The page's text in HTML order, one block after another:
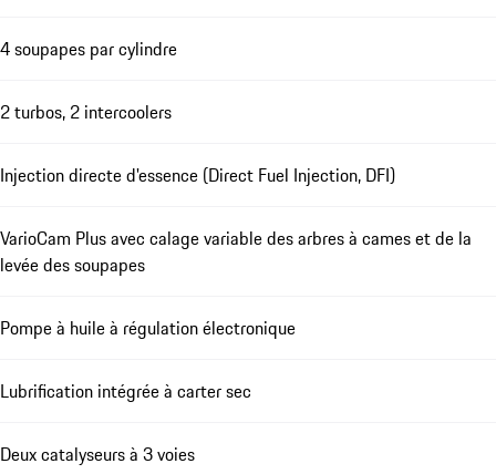
4 soupapes par cylindre
2 turbos, 2 intercoolers
Injection directe d'essence (Direct Fuel Injection, DFI)
VarioCam Plus avec calage variable des arbres à cames et de la
levée des soupapes
Pompe à huile à régulation électronique
Lubrification intégrée à carter sec
Deux catalyseurs à 3 voies